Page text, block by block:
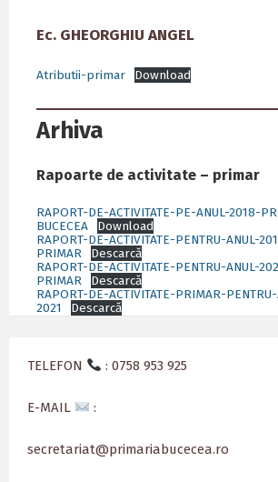
Ec. GHEORGHIU ANGEL
Atributii-primar Download
Arhiva
Rapoarte de activitate – primar
RAPORT-DE-ACTIVITATE-PE-ANUL-2018-
BUCECEA
Download
RAPORT-DE-ACTIVITATE-PENTRU-ANUL-
PRIMAR
Descarcă
RAPORT-DE-ACTIVITATE-PENTRU-ANUL-
PRIMAR
Descarcă
RAPORT-DE-ACTIVITATE-PRIMAR-
2021
Descarcă
TELEFON : 0758 953 925
E-MAIL :
secretariat@primariabucecea.ro